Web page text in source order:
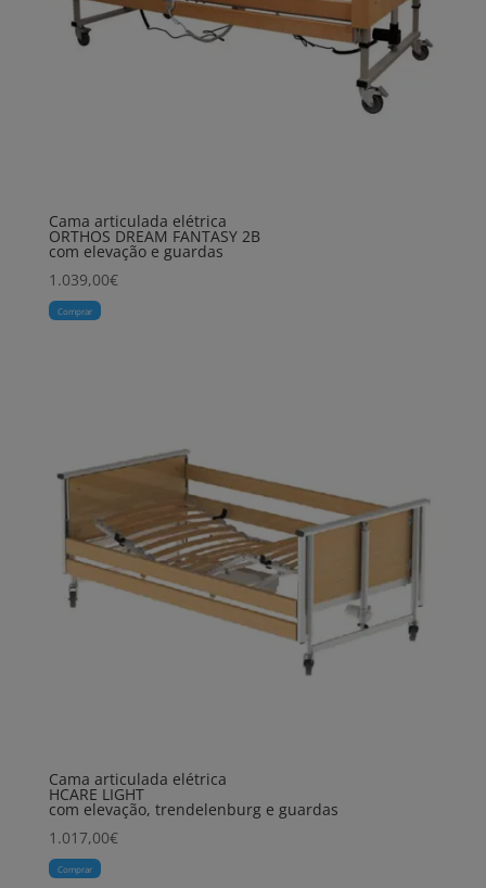
Cama articulada elétrica
ORTHOS DREAM FANTASY 2B
com elevação e guardas
1.039,00€
Comprar
Cama articulada elétrica
HCARE LIGHT
com elevação, trendelenburg e guardas
1.017,00€
Comprar